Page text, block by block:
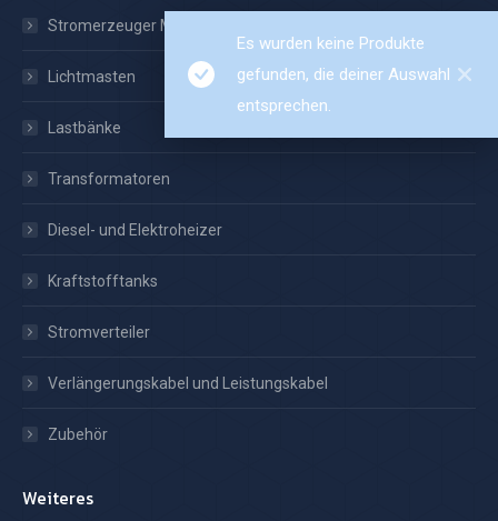
Es wurden keine Produkte
gefunden, die deiner Auswahl
entsprechen.
Stromerzeuger Mieten
Lichtmasten
Lastbänke
Transformatoren
Diesel- und Elektroheizer
Kraftstofftanks
Stromverteiler
Verlängerungskabel und Leistungskabel
Zubehör
Weiteres